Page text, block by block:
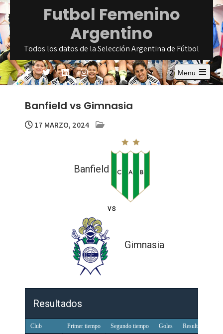
Skip
to
content
Futbol Femenino
Argentino
Todos los datos de la Selección Argentina de Fútbol
Menu
Open
Banfield vs Gimnasia
17 MARZO, 2024
Banfield
vs
Gimnasia
Resultados
Club Primer tiempo Segundo tiempo Goles Resultado